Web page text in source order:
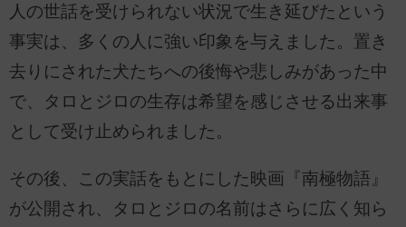
人の世話を受けられない状況で生き延びたという
事実は、多くの人に強い印象を与えました。置き
去りにされた犬たちへの後悔や悲しみがあった中
で、タロとジロの生存は希望を感じさせる出来事
として受け止められました。
その後、この実話をもとにした映画『南極物語』
が公開され、タロとジロの名前はさらに広く知ら